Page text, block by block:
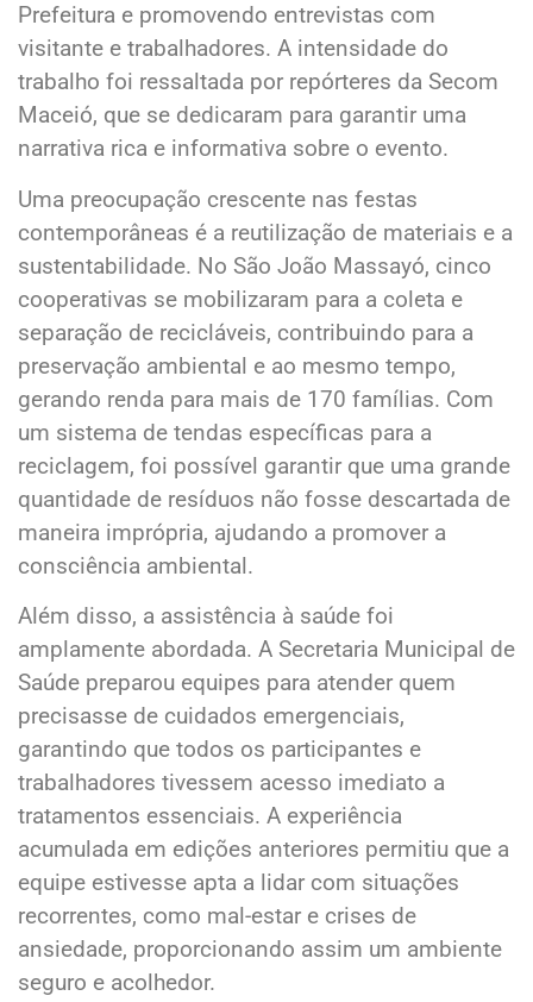
Prefeitura e promovendo entrevistas com
visitante e trabalhadores. A intensidade do
trabalho foi ressaltada por repórteres da Secom
Maceió, que se dedicaram para garantir uma
narrativa rica e informativa sobre o evento.
Uma preocupação crescente nas festas
contemporâneas é a reutilização de materiais e a
sustentabilidade. No São João Massayó, cinco
cooperativas se mobilizaram para a coleta e
separação de recicláveis, contribuindo para a
preservação ambiental e ao mesmo tempo,
gerando renda para mais de 170 famílias. Com
um sistema de tendas específicas para a
reciclagem, foi possível garantir que uma grande
quantidade de resíduos não fosse descartada de
maneira imprópria, ajudando a promover a
consciência ambiental.
Além disso, a assistência à saúde foi
amplamente abordada. A Secretaria Municipal de
Saúde preparou equipes para atender quem
precisasse de cuidados emergenciais,
garantindo que todos os participantes e
trabalhadores tivessem acesso imediato a
tratamentos essenciais. A experiência
acumulada em edições anteriores permitiu que a
equipe estivesse apta a lidar com situações
recorrentes, como mal-estar e crises de
ansiedade, proporcionando assim um ambiente
seguro e acolhedor.